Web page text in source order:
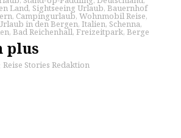
Land, Sightseeing Urlaub, Bauernhof
, Campingurlaub, Wohnmobil Reise,
in den Bergen, Italien, Schenna,
, Bad Reichenhall, Freizeitpark, Berge
plus
Reise Stories Redaktion